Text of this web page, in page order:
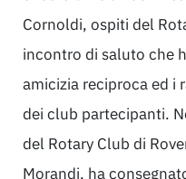
Cornoldi, ospiti del
incontro di saluto che
amicizia reciproca ed i
dei club partecipanti.
del Rotary Club di
Morandi, ha